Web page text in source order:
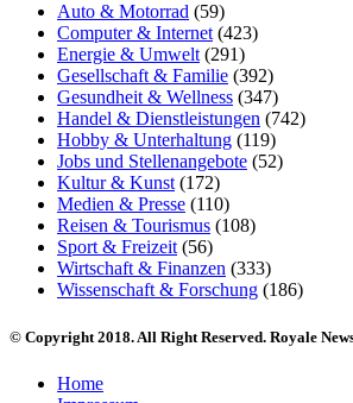
Auto & Motorrad (59)
Computer & Internet (423)
Energie & Umwelt (291)
Gesellschaft & Familie (392)
Gesundheit & Wellness (347)
Handel & Dienstleistungen (742)
Hobby & Unterhaltung (119)
Jobs und Stellenangebote (52)
Kultur & Kunst (172)
Medien & Presse (110)
Reisen & Tourismus (108)
Sport & Freizeit (56)
Wirtschaft & Finanzen (333)
Wissenschaft & Forschung (186)
© Copyright 2018. All Right Reserved. Royale
Home